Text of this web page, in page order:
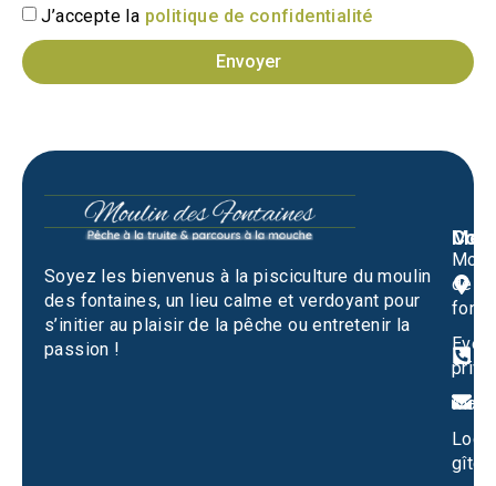
J’accepte la politique de confidentialité
Envoyer
Soyez les bienvenus à la pisciculture du moulin
des fontaines, un lieu calme et verdoyant pour
s’initier au plaisir de la pêche ou entretenir la
passion !
des
privé
gîtes